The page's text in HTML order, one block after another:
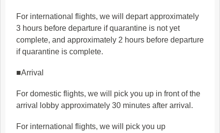
For international flights, we will depart approximately
3 hours before departure if quarantine is not yet
complete, and approximately 2 hours before departure
if quarantine is complete.
■Arrival
For domestic flights, we will pick you up in front of the
arrival lobby approximately 30 minutes after arrival.
For international flights, we will pick you up